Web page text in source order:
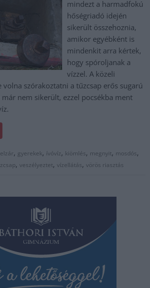
mindezt a harmadfokú
hőségriadó idején
sikerült összehoznia,
amikor egyébként is
mindenkit arra kértek,
hogy spóroljanak a
vízzel. A közeli
volna szórakoztatni a tűzcsap erős sugarú
nem sikerült, ezzel pocsékba ment
elzár, gyerekek, ívóvíz, kiömlés, megnyit, mosdós,
,veszélyeztet,vízellátás,vörös riasztás